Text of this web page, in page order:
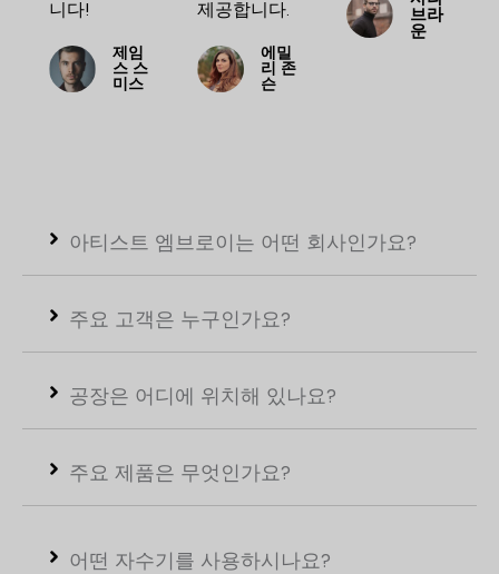
니다!
제임
스 스
미스
제공합니다.
에밀
리 존
슨
브라
운
아티스트 엠브로이는 어떤 회사인가요?
주요 고객은 누구인가요?
공장은 어디에 위치해 있나요?
주요 제품은 무엇인가요?
어떤 자수기를 사용하시나요?